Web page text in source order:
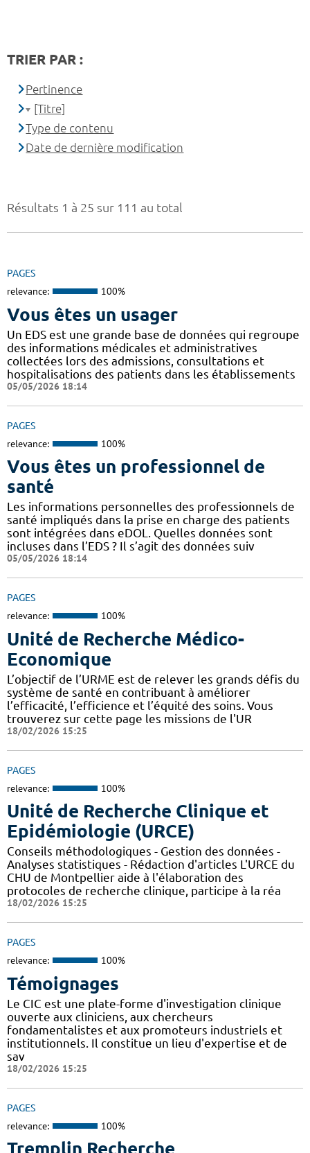
Résultats 1 à 25 sur 111 au total
PAGES
relevance: 100%
Vous êtes un usager
Un EDS est une grande base de données qui regroupe
des informations médicales et administratives
collectées lors des admissions, consultations et
hospitalisations des patients dans les établissements
05/05/2026 18:14
PAGES
relevance: 100%
Vous êtes un professionnel de
santé
Les informations personnelles des professionnels de
santé impliqués dans la prise en charge des patients
sont intégrées dans eDOL. Quelles données sont
incluses dans l’EDS ? Il s’agit des données suiv
05/05/2026 18:14
PAGES
relevance: 100%
Unité de Recherche Médico-
Economique
L’objectif de l’URME est de relever les grands défis du
système de santé en contribuant à améliorer
l’efficacité, l’efficience et l’équité des soins. Vous
trouverez sur cette page les missions de l'UR
18/02/2026 15:25
PAGES
relevance: 100%
Unité de Recherche Clinique et
Epidémiologie (URCE)
Conseils méthodologiques - Gestion des données -
Analyses statistiques - Rédaction d'articles L'URCE du
CHU de Montpellier aide à l'élaboration des
protocoles de recherche clinique, participe à la réa
18/02/2026 15:25
PAGES
relevance: 100%
Témoignages
Le CIC est une plate-forme d'investigation clinique
ouverte aux cliniciens, aux chercheurs
fondamentalistes et aux promoteurs industriels et
institutionnels. Il constitue un lieu d'expertise et de
sav
18/02/2026 15:25
PAGES
relevance: 100%
Tremplin Recherche
TRIER PAR :
Pertinence
[Titre]
Type de contenu
Date de dernière modification